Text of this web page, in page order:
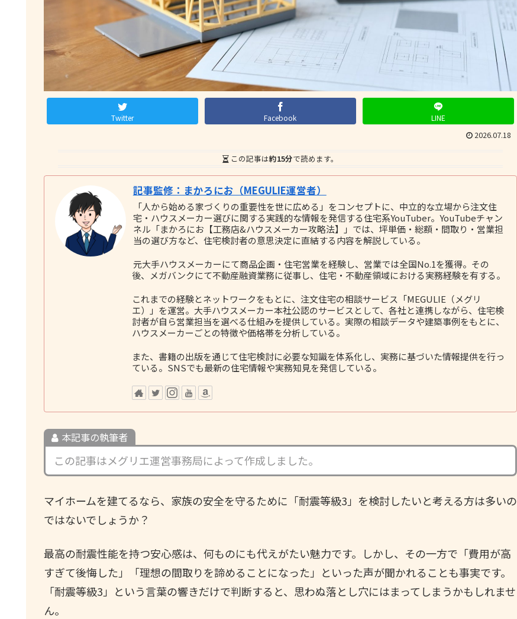
Twitter Facebook LINE
2026.07.18
この記事は約15分で読めます。
記事監修：まかろにお（MEGULIE運営者）
「人から始める家づくりの重要性を世に広める」をコンセプトに、中立的な立場から注文住
宅・ハウスメーカー選びに関する実践的な情報を発信する住宅系YouTuber。YouTubeチャン
ネル「まかろにお【工務店&ハウスメーカー攻略法】」では、坪単価・総額・間取り・営業担
当の選び方など、住宅検討者の意思決定に直結する内容を解説している。
元大手ハウスメーカーにて商品企画・住宅営業を経験し、営業では全国No.1を獲得。その
後、メガバンクにて不動産融資業務に従事し、住宅・不動産領域における実務経験を有する。
これまでの経験とネットワークをもとに、注文住宅の相談サービス「MEGULIE（メグリ
エ）」を運営。大手ハウスメーカー本社公認のサービスとして、各社と連携しながら、住宅検
討者が自ら営業担当を選べる仕組みを提供している。実際の相談データや建築事例をもとに、
ハウスメーカーごとの特徴や価格帯を分析している。
また、書籍の出版を通じて住宅検討に必要な知識を体系化し、実務に基づいた情報提供を行っ
ている。SNSでも最新の住宅情報や実務知見を発信している。
本記事の執筆者
この記事はメグリエ運営事務局によって作成しました。
マイホームを建てるなら、家族の安全を守るために「耐震等級3」を検討したいと考える方は多いの
ではないでしょうか？
最高の耐震性能を持つ安心感は、何ものにも代えがたい魅力です。しかし、その一方で「費用が高
すぎて後悔した」「理想の間取りを諦めることになった」といった声が聞かれることも事実です。
「耐震等級3」という言葉の響きだけで判断すると、思わぬ落とし穴にはまってしまうかもしれませ
ん。